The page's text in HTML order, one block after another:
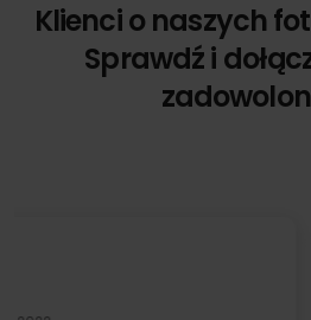
Klienci o naszych
Sprawdź i